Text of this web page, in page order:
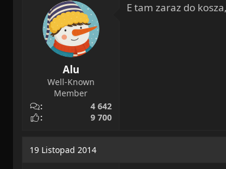
Alu
Well-Known
Member
4 642
9 700
E tam zaraz do
19 Listopad 2014